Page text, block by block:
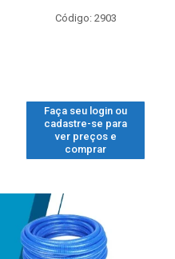
Código: 2903
Faça seu login ou
cadastre-se para
ver preços e
comprar